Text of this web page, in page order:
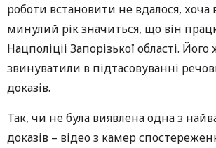
роботи встановити не вдалося, хоча
минулий рік значиться, що він
Нацполіціі Запорізької області. Його
звинуватили в підтасовуванні
доказів.
Так, чи не була виявлена ​​одна з
доказів – відео з камер